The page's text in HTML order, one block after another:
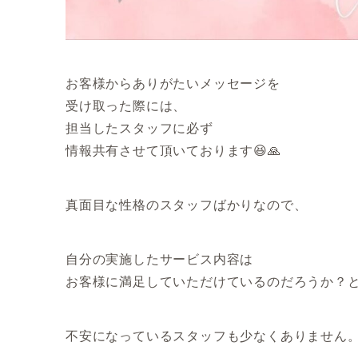
お客様からありがたいメッセージを
受け取った際には、
担当したスタッフに必ず
情報共有させて頂いております😆🙏
真面目な性格のスタッフばかりなので、
自分の実施したサービス内容は
お客様に満足していただけているのだろうか？
不安になっているスタッフも少なくありません